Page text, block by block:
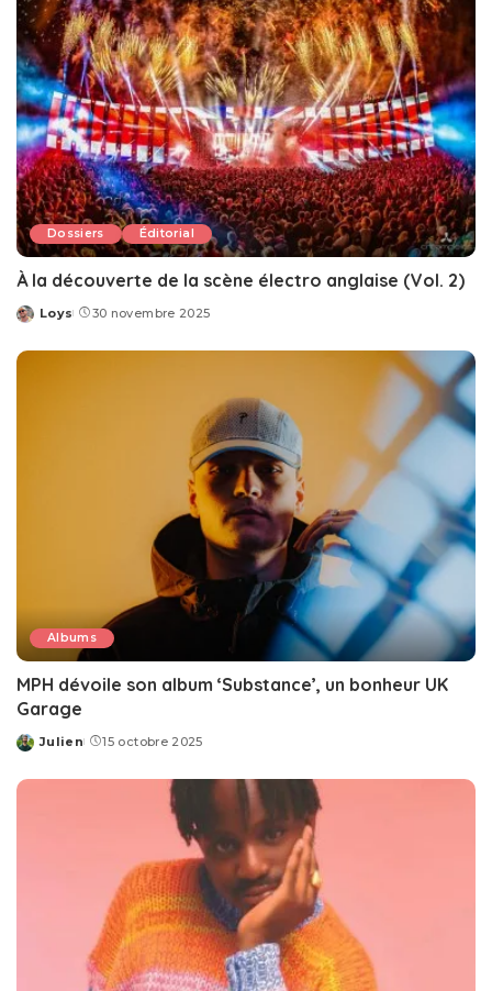
Dossiers Éditorial
À la découverte de la scène électro anglaise (Vol. 2)
Posted
Loys 30 novembre 2025
Albums
MPH dévoile son album ‘Substance’, un bonheur UK
Garage
Posted
Julien 15 octobre 2025